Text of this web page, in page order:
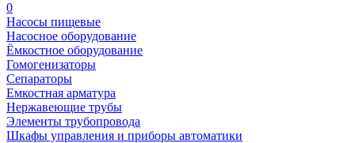
0
Насосы пищевые
Насосное оборудование
Ёмкостное оборудование
Гомогенизаторы
Сепараторы
Емкостная арматура
Нержавеющие трубы
Элементы трубопровода
Шкафы управления и приборы автоматики